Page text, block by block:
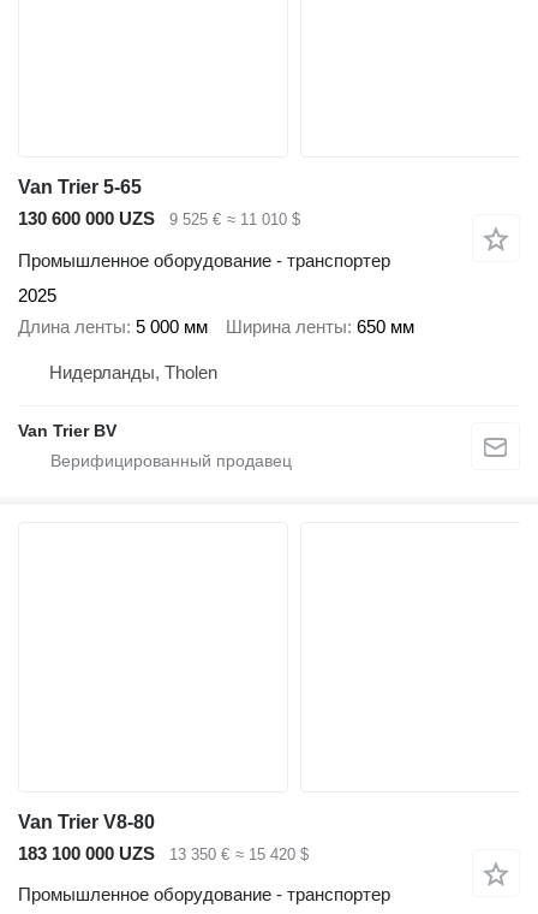
Van Trier 5-65
130 600 000 UZS
9 525 € ≈ 11 010 $
Промышленное оборудование - транспортер
2025
Длина ленты 5 000 мм Ширина ленты 650 мм
Нидерланды, Tholen
Van Trier BV
Van Trier V8-80
183 100 000 UZS
13 350 € ≈ 15 420 $
Промышленное оборудование - транспортер